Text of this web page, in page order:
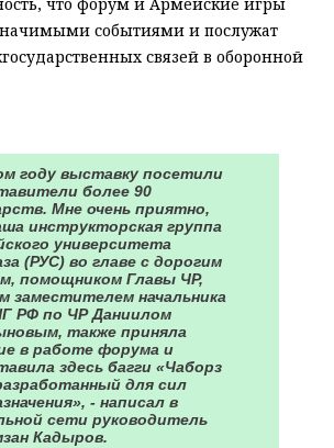
событиями и послужат
связей в оборонной
году выставку посетили
более 90
Мне очень приятно,
инструкторская группа
университета
(РУС) во главе с дорогим
помощником Главы ЧР,
заместителем начальника
РФ по ЧР Даниилом
также приняла
в работе форума и
здесь багги «Чаборз
для сил
- написал в
сети руководитель
Кадыров.